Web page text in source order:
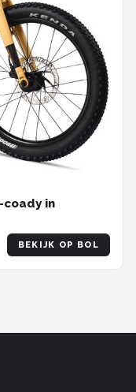
coady in
BEKIJK OP BOL